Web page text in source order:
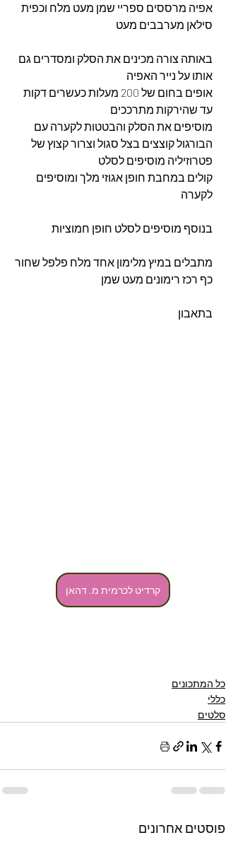
אפיה מרססים ספריי שמן מעט מלח וכפית
סילאן מערבבים מעט
באותה צורה מכינים את הסלק ומסדרים גם
אותו על נייר האפיה
אופים בחום של 200 מעלות כעשרים דקות
עד שהירקות מתרככים
מוסיפים את הסלק והבטטות לקערה עם
הבורגול קוצצים בצל סגול וצרור קצוץ של
פטרוזיליה מוסיפים לסלט
קולים במחבת חופן אגוזי מלך ומוסיפים
לקערה
בנוסף מוסיפים לסלט חופן חמוציות
מתבלים במיץ מלימון אחד מלח פלפל שחור
כף רכז רימונים מעט שמן
בתאבון
קרדיט לכרמית מ. דהאן
כל המתכונים
כללי
סלטים
פוסטים אחרונים